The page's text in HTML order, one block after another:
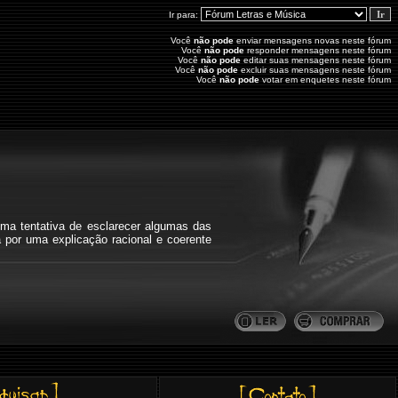
Ir para:
Vocênão pode enviar mensagens novas neste fórum
Vocênão pode responder mensagens neste fórum
Vocênão pode editar suas mensagens neste fórum
Vocênão pode excluir suas mensagens neste fórum
Vocênão pode votar em enquetes neste fórum
tentativa de esclarecer algumas das
uma explicação racional e coerente